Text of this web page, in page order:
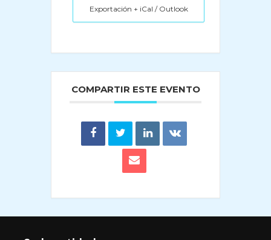
Exportación + iCal / Outlook
COMPARTIR ESTE EVENTO